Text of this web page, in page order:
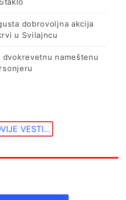
dobrovoljna akcija
u Svilajncu
nameštenu
VESTI…